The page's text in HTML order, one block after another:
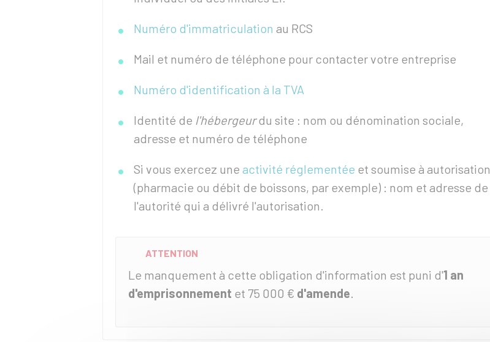
Numéro d'immatriculation au RCS
Mail et numéro de téléphone pour contacter votre entreprise
Numéro d'identification à la TVA
Identité de l'hébergeurdu site : nom ou dénomination sociale,
adresse et numéro de téléphone
Si vous exercez une activité réglementée et soumise à autorisation
(pharmacie ou débit de boissons, par exemple) : nom et adresse de
l'autorité qui a délivré l'autorisation.
ATTENTION
Le manquement à cette obligation d'information est puni d'1 an
d'emprisonnement et 75 000 € d'amende.